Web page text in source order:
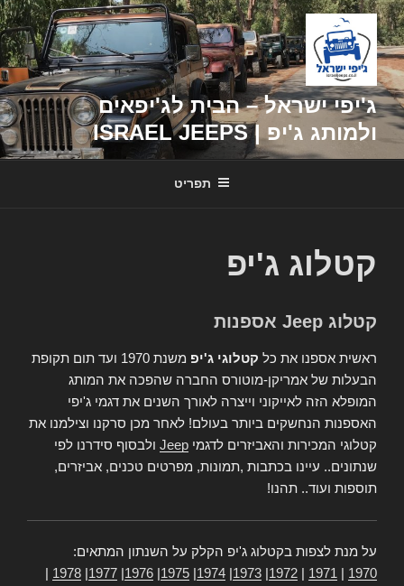
דילוג
לתוכן
ג'יפי ישראל – הבית לג'יפאים
ולמותג ג'יפ | ISRAEL JEEPS
תפריט
קטלוג ג'יפ
קטלוג Jeep אספנות
ראשית אספנו את כל קטלוגי ג'יפ
משנת 1970 ועד תום תקופת
הבעלות של אמריקן-מוטורס החברה שהפכה את המותג
המופלא הזה לאייקוני וייצרה לאורך השנים את דגמי ג'יפי
האספנות הנחשקים ביותר בעולם! לאחר מכן סרקנו וצילמנו את
קטלוגי המכירות והאביזרים לדגמי Jeep ולבסוף סידרנו לפי
שנתונים.. עיינו בכתבות ,תמונות, מפרטים טכנים, אביזרים,
תוספות ועוד.. תהנו!
על מנת לצפות בקטלוג ג'יפ הקלק על השנתון המתאים:
1970
1971
1972
1973
1974
1975
1976
1977
1978